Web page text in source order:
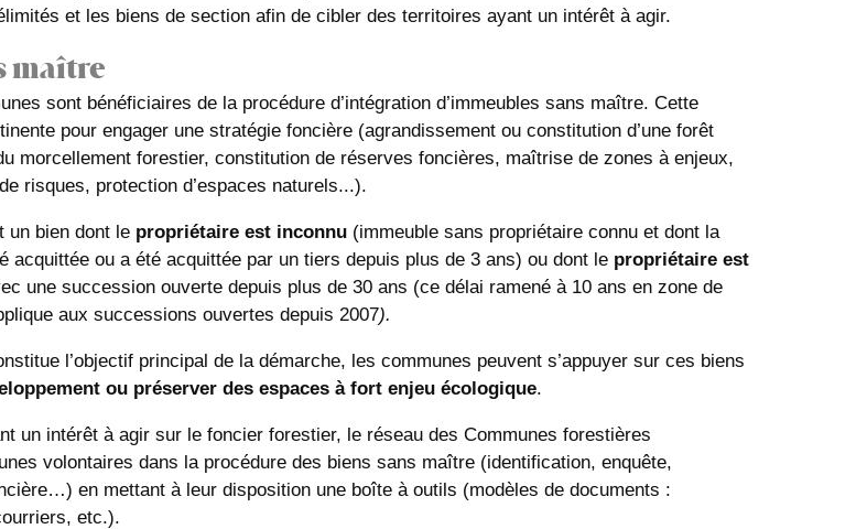
et les biens de section afin de cibler des territoires ayant un intérêt à agir.
maître
sont bénéficiaires de la procédure d’intégration d’immeubles sans maître. Cette
pour engager une stratégie foncière (agrandissement ou constitution d’une forêt
morcellement forestier, constitution de réserves foncières, maîtrise de zones à enjeux,
risques, protection d’espaces naturels...).
un bien dont le propriétaire est inconnu (immeuble sans propriétaire connu et dont la
acquittée ou a été acquittée par un tiers depuis plus de 3 ans) ou dont le propriétaire est
une succession ouverte depuis plus de 30 ans (ce délai ramené à 10 ans en zone de
aux successions ouvertes depuis 2007).
l’objectif principal de la démarche, les communes peuvent s’appuyer sur ces biens
ou préserver des espaces à fort enjeu écologique.
un intérêt à agir sur le foncier forestier, le réseau des Communes forestières
volontaires dans la procédure des biens sans maître (identification, enquête,
en mettant à leur disposition une boîte à outils (modèles de documents :
etc.).